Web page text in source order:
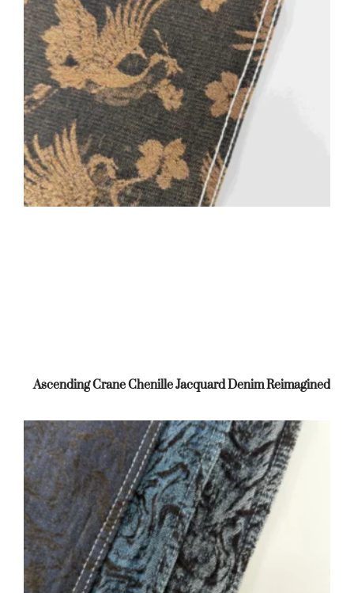
Ascending Crane Chenille Jacquard Denim Reimagined